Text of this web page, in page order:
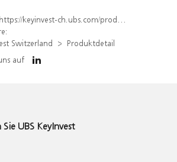
https://keyinvest-ch.ubs.com/produkt/detail/index/isin/CH1582454018
Switzerland
Produktdetail
auf
UBS KeyInvest